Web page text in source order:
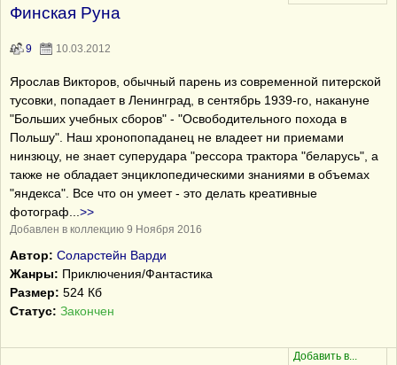
Финская Руна
9 10.03.2012
Ярослав Викторов, обычный парень из современной питерской
тусовки, попадает в Ленинград, в сентябрь 1939-го, накануне
"Больших учебных сборов" - "Освободительного похода в
Польшу". Наш хронопопаданец не владеет ни приемами
нинзюцу, не знает суперудара "рессора трактора "беларусь", а
также не обладает энциклопедическими знаниями в объемах
"яндекса". Все что он умеет - это делать креативные
фотограф
>>
Добавлен в коллекцию 9 Ноября 2016
Автор: Соларстейн Варди
Жанры: Приключения/Фантастика
Размер: 524 Кб
Статус: Закончен